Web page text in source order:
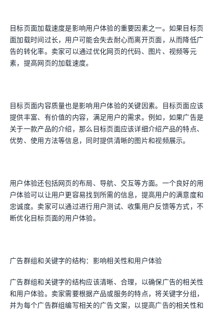
目标页面加载速度是影响用户体验的重要因素之一。如果目标页
面加载时间过长，用户可能会失去耐心而离开页面，从而降低广
告的转化率。卖家可以通过优化网页的代码、图片、视频等元
素，提高网页的加载速度。
目标页面内容质量也是影响用户体验的关键因素。目标页面应该
提供丰富、有价值的内容，满足用户的需求。例如，如果广告是
关于一款产品的介绍，那么目标页面应该详细介绍产品的特点、
优势、使用方法等信息，同时提供清晰的图片和视频展示。
用户体验还包括网页的布局、导航、交互等方面。一个良好的用
户体验可以让用户更容易找到所需的信息，提高用户的满意度和
忠诚度。卖家可以通过进行用户测试、收集用户反馈等方式，不
断优化目标页面的用户体验。
广告群组和关键字的结构：影响相关性和用户体验
广告群组和关键字的结构应该清晰、合理，以确保广告的相关性
和用户体验。卖家需要根据产品或服务的特点，将关键字分组，
并为每个广告群组编写相关的广告文案，以提高广告的相关性和